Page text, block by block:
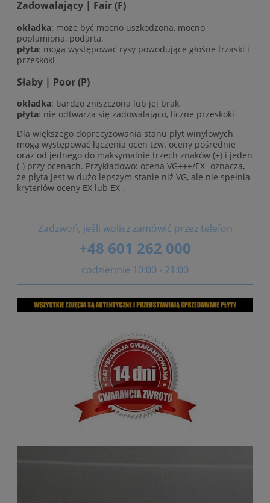
Zadowalający | Fair (F)
okładka: może być mocno uszkodzona, mocno
poplamiona, podarta,
płyta: mogą występować rysy powodujące głośne trzaski i
przeskoki
Słaby | Poor (P)
okładka: bardzo zniszczona lub jej brak,
płyta: nie odtwarza się zadowalająco, liczne przeskoki
Dla większego doprecyzowania stanu płyt winylowych
mogą występować łączenia ocen tzw. oceny pośrednie
oraz od jednego do maksymalnie trzech znaków (+) i jeden
(-) przy ocenach. Przykładowo: ocena VG+++/EX- oznacza,
że płyta jest w dużo lepszym stanie niż VG, ale nie spełnia
kryteriów oceny EX lub EX-.
Zadzwoń, jeśli wolisz zamówić przez telefon
+48 601 262 000
codziennie 10:00 - 21:00